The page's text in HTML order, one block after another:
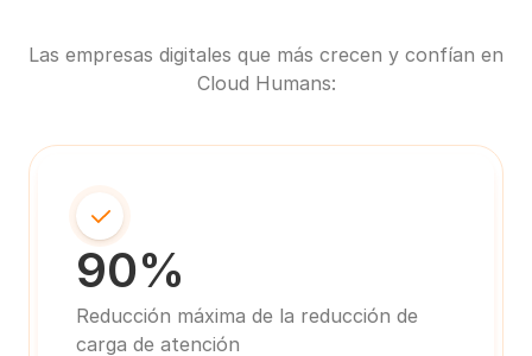
Las empresas digitales que más crecen y confían en
Cloud Humans:
90%
Reducción máxima de la reducción de
carga de atención